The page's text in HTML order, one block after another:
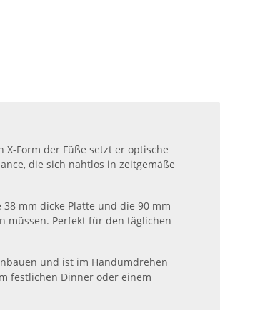
Form der Füße setzt er optische
die sich nahtlos in zeitgemäße
mm dicke Platte und die 90 mm
müssen. Perfekt für den täglichen
und ist im Handumdrehen
festlichen Dinner oder einem